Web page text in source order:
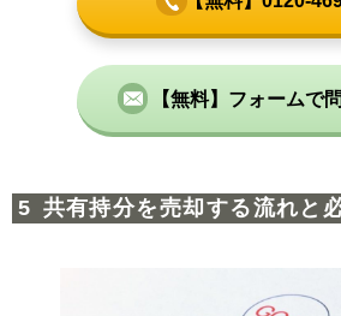
【無料】フォームで
共有持分を売却する流れと